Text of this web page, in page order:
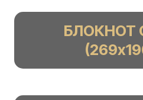
БЛОКНОТ